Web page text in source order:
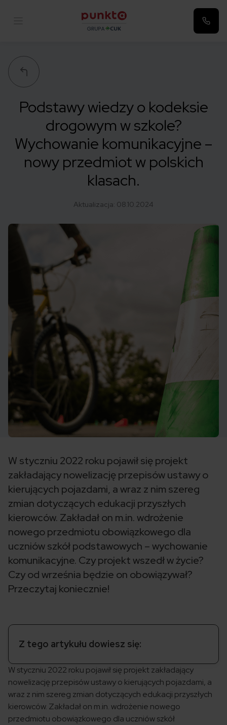
Podstawy wiedzy o kodeksie
drogowym w szkole?
Wychowanie komunikacyjne –
nowy przedmiot w polskich
klasach.
Aktualizacja: 08.10.2024
W styczniu 2022 roku pojawił się projekt
zakładający nowelizację przepisów ustawy o
kierujących pojazdami, a wraz z nim szereg
zmian dotyczących edukacji przyszłych
kierowców. Zakładał on m.in. wdrożenie
nowego przedmiotu obowiązkowego dla
uczniów szkół podstawowych – wychowanie
komunikacyjne. Czy projekt wszedł w życie?
Czy od września będzie on obowiązywał?
Przeczytaj koniecznie!
Z tego artykułu dowiesz się:
W styczniu 2022 roku pojawił się projekt zakładający
nowelizację przepisów ustawy o kierujących pojazdami, a
wraz z nim szereg zmian dotyczących edukacji przyszłych
kierowców. Zakładał on m.in. wdrożenie nowego
przedmiotu obowiązkowego dla uczniów szkół